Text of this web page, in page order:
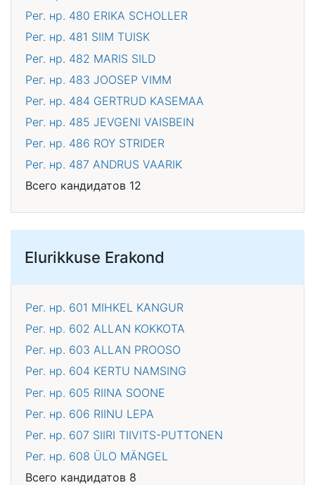
Рег. нр. 480 ERIKA SCHOLLER
Рег. нр. 481 SIIM TUISK
Рег. нр. 482 MARIS SILD
Рег. нр. 483 JOOSEP VIMM
Рег. нр. 484 GERTRUD KASEMAA
Рег. нр. 485 JEVGENI VAISBEIN
Рег. нр. 486 ROY STRIDER
Рег. нр. 487 ANDRUS VAARIK
Всего кандидатов 12
Elurikkuse Erakond
Рег. нр. 601 MIHKEL KANGUR
Рег. нр. 602 ALLAN KOKKOTA
Рег. нр. 603 ALLAN PROOSO
Рег. нр. 604 KERTU NAMSING
Рег. нр. 605 RIINA SOONE
Рег. нр. 606 RIINU LEPA
Рег. нр. 607 SIIRI TIIVITS-PUTTONEN
Рег. нр. 608 ÜLO MÄNGEL
Всего кандидатов 8